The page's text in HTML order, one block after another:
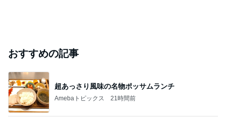
おすすめの記事
超あっさり風味の名物ポッサムランチ
Amebaトピックス 21時間前